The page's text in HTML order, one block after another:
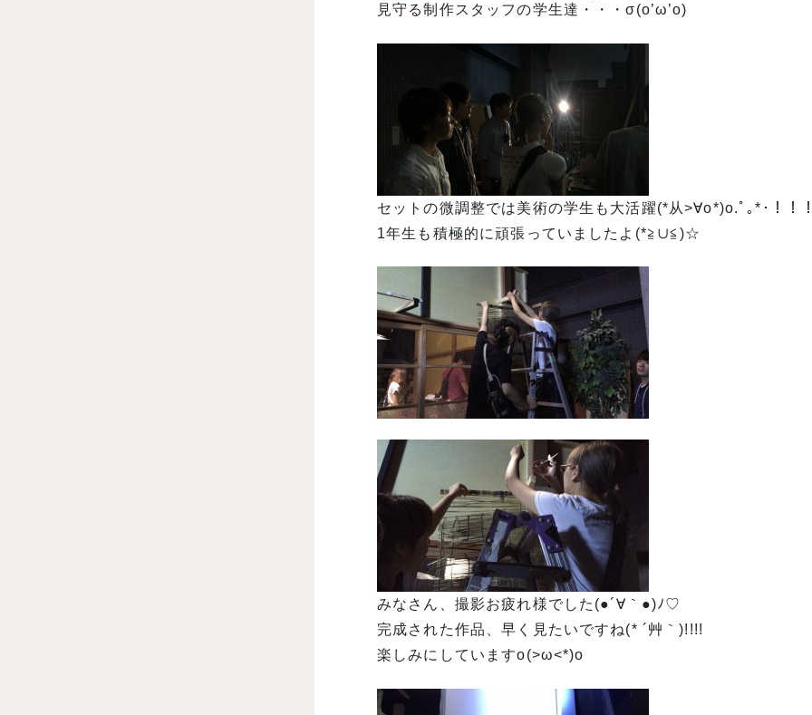
見守る制作スタッフの学生達・・・σ(o’ω’o)
セットの微調整では美術の学生も大活躍(*从>∀o*)o.ﾟ｡*･！！
1年生も積極的に頑張っていましたよ(*≧∪≦)☆
みなさん、撮影お疲れ様でした(●´∀｀●)ﾉ♡
完成された作品、早く見たいですね(* ´艸｀)!!!!
楽しみにしていますo(>ω<*)o